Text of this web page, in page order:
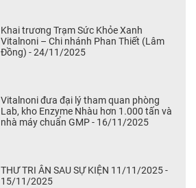
Khai trương Trạm Sức Khỏe Xanh
Vitalnoni – Chi nhánh Phan Thiết (Lâm
Đồng) - 24/11/2025
Vitalnoni đưa đại lý tham quan phòng
Lab, kho Enzyme Nhàu hơn 1.000 tấn và
nhà máy chuẩn GMP - 16/11/2025
THƯ TRI ÂN SAU SỰ KIỆN 11/11/2025 -
15/11/2025